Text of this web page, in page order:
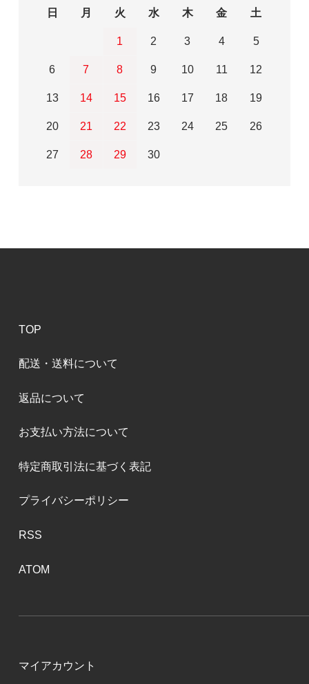
日
月 火 水 木 金 土
1 2 3 4 5
6 7 8 9 10 11 12
13 14 15 16 17 18 19
20 21 22 23 24 25 26
27 28 29 30
TOP
配送・送料について
返品について
お支払い方法について
特定商取引法に基づく表記
プライバシーポリシー
RSS
ATOM
マイアカウント